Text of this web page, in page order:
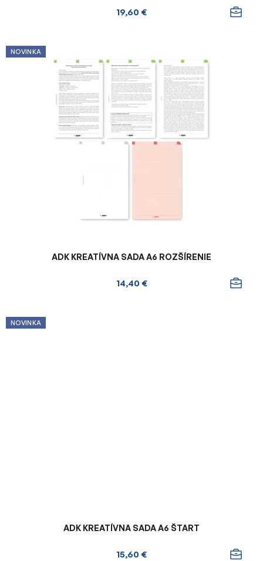
19,60 €
NOVINKA
ADK KREATÍVNA SADA A6 ROZŠÍRENIE
14,40 €
NOVINKA
ADK KREATÍVNA SADA A6 ŠTART
15,60 €